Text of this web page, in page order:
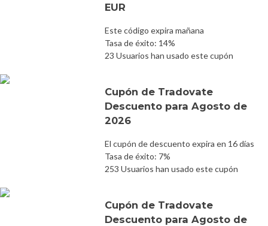
EUR
Este código expira mañana
Tasa de éxito: 14%
23 Usuarios han usado este cupón
Cupón de Tradovate
Descuento para Agosto de
2026
El cupón de descuento expira en 16 días
Tasa de éxito: 7%
253 Usuarios han usado este cupón
Cupón de Tradovate
Descuento para Agosto de